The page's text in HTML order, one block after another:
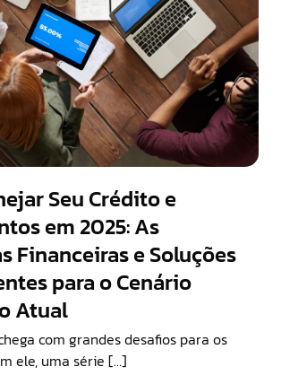
Seu Crédito e
em 2025: As
Financeiras e Soluções
para o Cenário
Atual
com grandes desafios para os
ele, uma série […]